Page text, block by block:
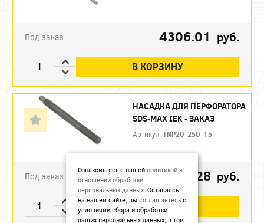
Под заказ 4306.01 руб.
В КОРЗИНУ
НАСАДКА ДЛЯ ПЕРФОРАТОРА
SDS-MAX IEK - ЗАКАЗ
Артикул:TNP20-250-15
Под заказ 1944.28 руб.
В КОРЗИНУ
Ознакомьтесь с нашей политикой в
отношении обработки
персональных данных. Оставаясь
на нашем сайте, вы соглашаетесь с
условиями сбора и обработки
ваших персональных данных, в том